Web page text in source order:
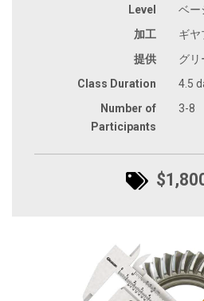
Level
ベー
加工
ギヤ
提供
グリ
Class Duration
4.5
Number of
Participants
3-8